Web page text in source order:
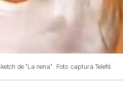
de "La nena". Foto: captura Telefé.